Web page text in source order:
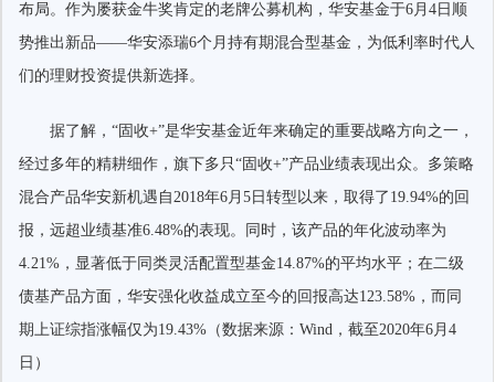
布局。作为屡获金牛奖肯定的老牌公募机构，华安基金于6月4日顺
势推出新品——华安添瑞6个月持有期混合型基金，为低利率时代人
们的理财投资提供新选择。
据了解，“固收+”是华安基金近年来确定的重要战略方向之一，
经过多年的精耕细作，旗下多只“固收+”产品业绩表现出众。多策略
混合产品华安新机遇自2018年6月5日转型以来，取得了19.94%的回
报，远超业绩基准6.48%的表现。同时，该产品的年化波动率为
4.21%，显著低于同类灵活配置型基金14.87%的平均水平；在二级
债基产品方面，华安强化收益成立至今的回报高达123.58%，而同
期上证综指涨幅仅为19.43%（数据来源：Wind，截至2020年6月4
日）